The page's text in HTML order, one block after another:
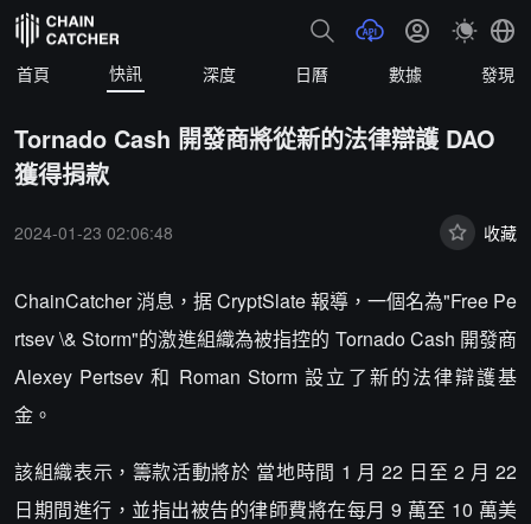
首頁 快訊 深度 日曆 數據 發現
Tornado Cash 開發商將從新的法律辯護 DAO
獲得捐款
2024-01-23 02:06:48 收藏
ChainCatcher 消息，据 CryptSlate 報導，一個名為"Free Pe
rtsev \& Storm"的激進組織為被指控的 Tornado Cash 開發商
Alexey Pertsev 和 Roman Storm 設立了新的法律辯護基
金。
該組織表示，籌款活動將於 當地時間 1 月 22 日至 2 月 22
日期間進行，並指出被告的律師費將在每月 9 萬至 10 萬美